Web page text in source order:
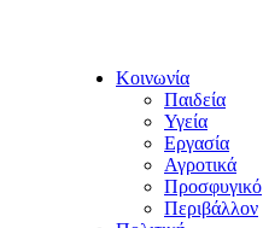
Κοινωνία
Παιδεία
Υγεία
Εργασία
Αγροτικά
Προσφυγικό
Περιβάλλον